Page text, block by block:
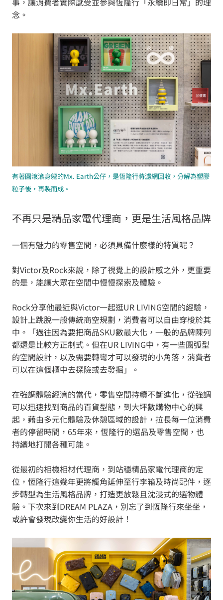
念。
有著圓滾滾身軀的Mx. Earth公仔，是恆隆行將濾網回收，分解為塑膠
粒子後，再製而成。
不再只是精品家電代理商，更是生活風格品牌
一個有魅力的零售空間，必須具備什麼樣的特質呢？
對Victor及Rock來說，除了視覺上的設計感之外，更重要
的是，能讓大眾在空間中慢慢探索及體驗。
Rock分享他最近與Victor一起逛UR LIVING空間的經驗，
設計上跳脫一般傳統商空規劃，消費者可以自由穿梭於其
中。「過往因為要把商品SKU數最大化，一般的品牌陳列
都還是比較方正制式。但在UR LIVING中，有一些圓弧型
的空間設計，以及需要轉彎才可以發現的小角落，消費者
可以在這個櫃中去探險或去發掘」。
在強調體驗經濟的當代，零售空間持續不斷進化，從強調
可以迅速找到商品的百貨型態，到大坪數購物中心的興
起，藉由多元化體驗及休憩區域的設計，拉長每一位消費
者的停留時間，65年來，恆隆行的選品及零售空間，也
持續地打開各種可能。
從最初的相機相材代理商，到站穩精品家電代理商的定
位，恆隆行這幾年更將觸角延伸至行李箱及時尚配件，逐
步轉型為生活風格品牌，打造更放鬆且沈浸式的選物體
驗。下次來到DREAM PLAZA，別忘了到恆隆行來坐坐，
或許會發現改變你生活的好設計！